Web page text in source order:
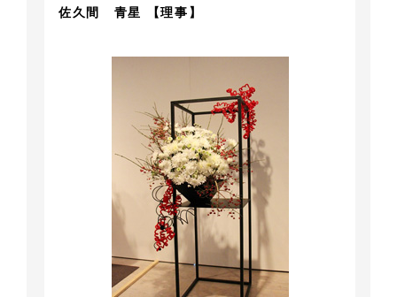
佐久間 青星 【理事】